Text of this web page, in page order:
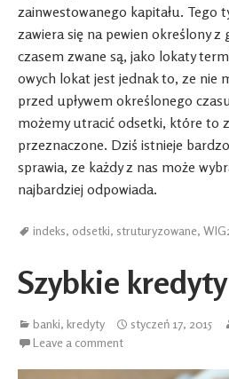
zainwestowanego kapitału. Tego
zawiera się na pewien określony z
czasem zwane są, jako lokaty
owych lokat jest jednak to, ze nie
przed upływem określonego
możemy utracić odsetki, które to
przeznaczone. Dziś istnieje
sprawia, ze każdy z nas może
najbardziej odpowiada.
indeks, odsetki, struturyzowane,
Szybkie kredyty
banki, kredyty styczeń 17, 2015
Leave a comment